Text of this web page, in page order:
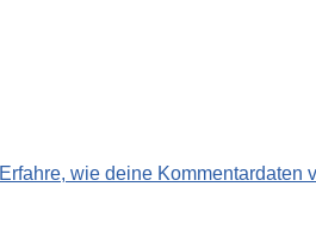
Erfahre, wie deine Kommentardaten